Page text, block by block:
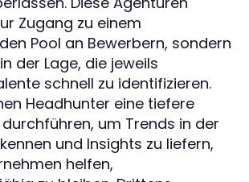
Zugang zu einem
Pool an Bewerbern, sondern
der Lage, die jeweils
schnell zu identifizieren.
Headhunter eine tiefere
um Trends in der
und Insights zu liefern,
helfen,